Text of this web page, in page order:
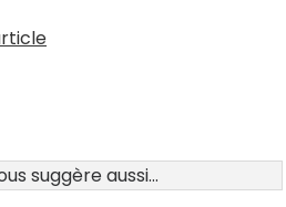
suggère aussi...